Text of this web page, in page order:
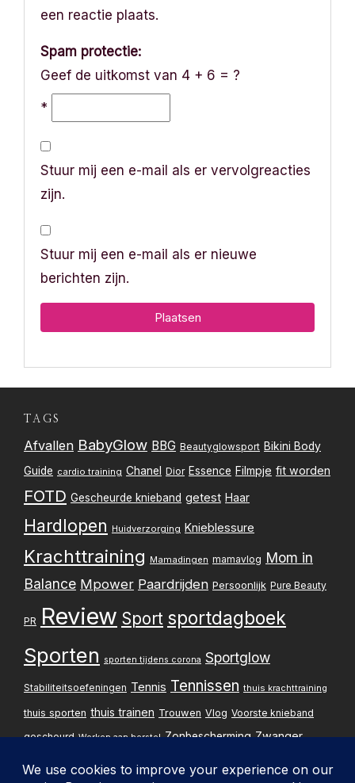
een reactie plaats.
Spam protectie:
Geef de uitkomst van 4 + 6 = ?
*
Stuur mij een e-mail als er vervolgreacties
zijn.
Stuur mij een e-mail als er nieuwe
berichten zijn.
TAGS
Afvallen BabyGlow BBG Beautyglowsport Bikini Body
Guide cardio training Chanel Dior Essence Filmpje fit worden
FOTD Gescheurde knieband getest Haar
Hardlopen Huidverzorging Knieblessure
Krachttraining Mamadingen mamavlog Mom in
Balance Mpower Paardrijden Persoonlijk Pure Beauty
PR Review Sport sportdagboek
Sporten sporten tijdens corona Sportglow
Stabiliteitsoefeningen Tennis Tennissen thuis krachttraining
thuis sporten thuis trainen Trouwen Vlog Voorste knieband
gescheurd Werken aan herstel Zonbescherming Zwanger